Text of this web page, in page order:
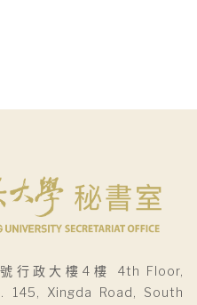
行政大樓4樓 4th Floor,
145, Xingda Road, South